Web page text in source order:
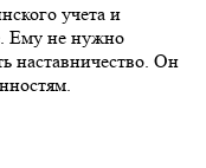
учета и
Ему не нужно
наставничество. Он